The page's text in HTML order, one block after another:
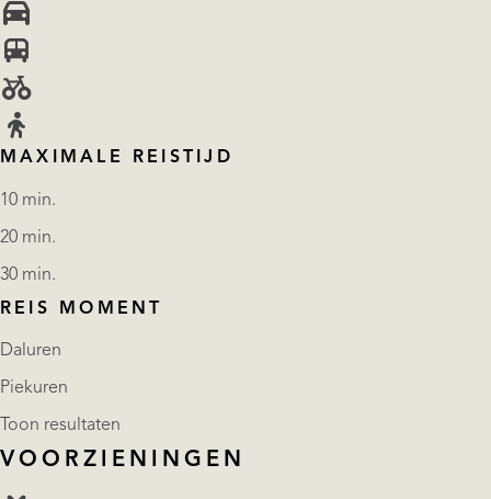
MAXIMALE REISTIJD
10 min.
20 min.
30 min.
REIS MOMENT
Daluren
Piekuren
Toon resultaten
VOORZIENINGEN